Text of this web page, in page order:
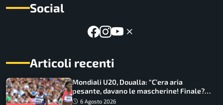
Social
Articoli recenti
Mondiali U20, Doualla: “C’era aria
pesante, davano le mascherine! Finale?
Non ho nulla da perdere”
6 Agosto 2026